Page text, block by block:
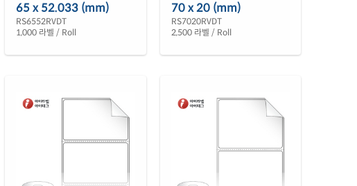
65 x 52.033 (mm)
RS6552RVDT
1,000 라벨 / Roll
70 x 20 (mm)
RS7020RVDT
2,500 라벨 / Roll